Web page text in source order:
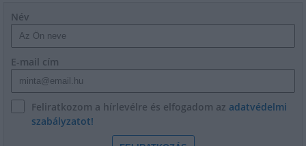
Név
E-mail cím
Feliratkozom a hírlevélre és elfogadom az adatvédelmi
szabályzatot!